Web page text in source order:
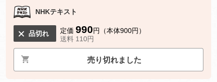
NHKテキスト
品切れ 定価 990円（本体900円）
送料 110円
売り切れました